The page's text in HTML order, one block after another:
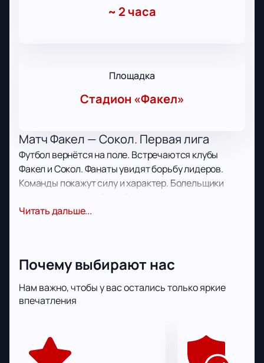
~ 2 часа
Площадка
Стадион «Факел»
Матч Факел — Сокол. Первая лига
Футбол вернётся на поле. Встречаются клубы
Факел и Сокол. Фанаты увидят борьбу лидеров.
Команды покажут силу и характер. Болельщики
Дата и место игры
Писателя Маршака, 1. Город ждёт футбольный
праздник.
Клубы на поле
Факел известен упорством и энергией. Сокол часто
принесёт новые эмоции.
Стадион для матча
Читать дальше...
Почему выбирают нас
Нам важно, чтобы у вас остались только яркие
впечатления